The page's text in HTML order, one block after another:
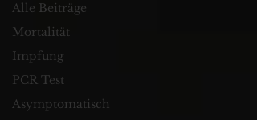
Alle Beiträge
Mortalität
Impfung
PCR Test
Asymptomatisch